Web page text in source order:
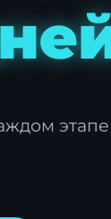
этапе